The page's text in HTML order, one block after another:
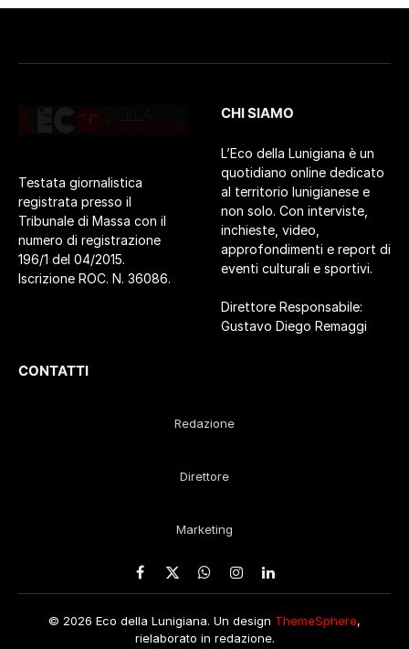
Testata giornalistica
registrata presso il
Tribunale di Massa con il
numero di registrazione
196/1 del 04/2015.
Iscrizione ROC. N. 36086.
CHI SIAMO
L’Eco della Lunigiana è un
quotidiano online dedicato
al territorio lunigianese e
non solo. Con interviste,
inchieste, video,
approfondimenti e report di
eventi culturali e sportivi.
Direttore Responsabile:
Gustavo Diego Remaggi
CONTATTI
Redazione
Direttore
Marketing
Facebook
X
WhatsApp
Instagram
LinkedIn
© 2026 Eco della Lunigiana. Un design ThemeSphere,
rielaborato in redazione.